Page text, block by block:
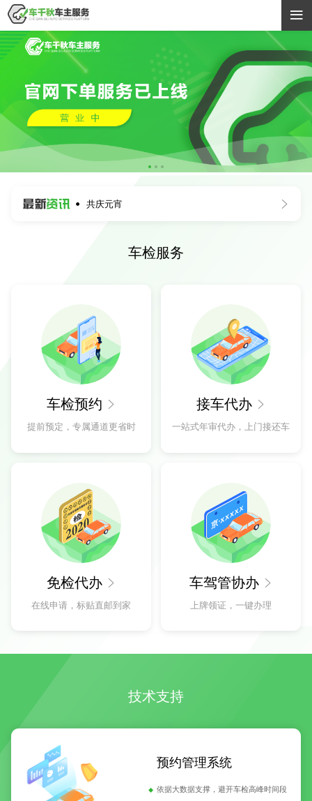

 共庆元宵 
车检服务
车检预约 
提前预定，专属通道更省时
接车代办 
一站式年审代办，上门接还车
免检代办 
在线申请，标贴直邮到家
车驾管协办 
上牌领证，一键办理
技术支持
预约管理系统
依据大数据支撑，避开车检高峰时间段